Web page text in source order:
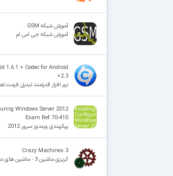
آموزش شبکه GSM
آموزش شبکه جی اس ام
1.6.1 + Codec for Android
+2.3
نرم افزار قدرتمند تبدیل فرمت
Windows Server 2012
Exam Ref 70-410
پیکربندی ویندوز سرور 2012
Crazy Machines 3
کریزی ماشین 3 - ماشین های دیوانه 3